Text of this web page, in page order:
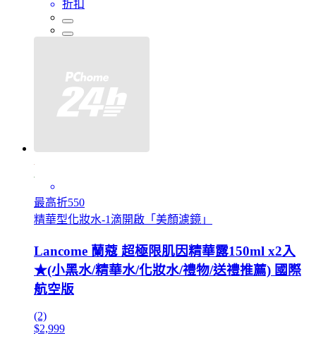
折扣
最高折550
精華型化妝水-1滴開啟「美顏濾鏡」
Lancome 蘭蔻 超極限肌因精華露150ml x2入
★(小黑水/精華水/化妝水/禮物/送禮推薦) 國際
航空版
(2)
$2,999